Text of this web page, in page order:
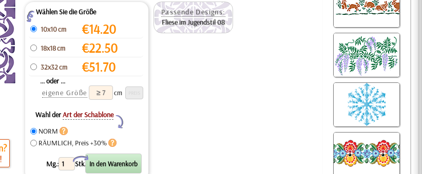
ZWählen Sie die Größe
10x10 cm
€14.20
18x18 cm €22.50
32x32 cm €51.70
... oder ...
eigene Größe
cm
Wahl derArt der Schablone
Y
NORM
RÄUMLICH, Preis +30%
Mg.: Stk.
X
Passende Designs:
Fliese im Jugendstil 08